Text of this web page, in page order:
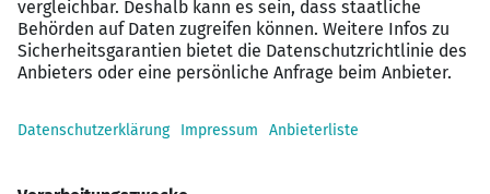
Berufstätigen mit bestandenem Eignungstest.
Das ist uns wichtig
Schulabschluss und Noten sind für die Hochschule